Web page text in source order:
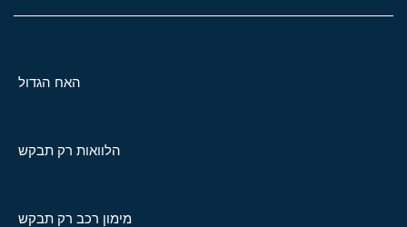
האח הגדול
הלוואות רק תבקש
מימון רכב רק תבקש